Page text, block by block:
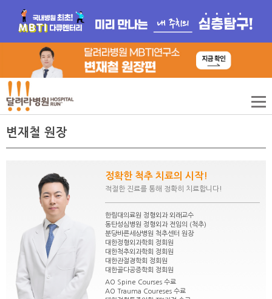
변재철 원장
정확한 척추 치료의 시작!
적절한 진료를 통해 정확히 치료합니다!
한림대의료원 정형외과 외래교수
동탄성심병원 정형외과 전임의 (척추)
분당바른세상병원 척추센터 원장
대한정형외과학회 정회원
대한척추외과학회 정회원
대한관절경학회 정회원
대한골다공증학회 정회원
AO Spine Courses 수료
AO Trauma Coureses 수료